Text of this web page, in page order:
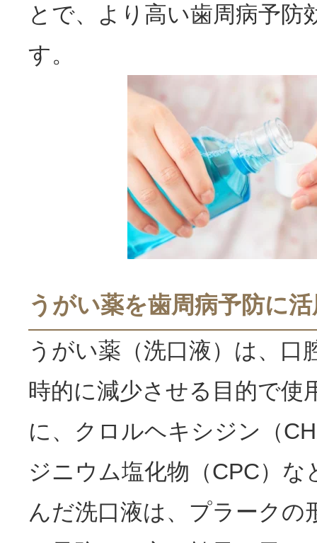
とで、より高い歯周病予防
す。
うがい薬を歯周病予防に
うがい薬（洗口液）は、口
時的に減少させる目的で使
に、クロルヘキシジン（
ジニウム塩化物（CPC）な
んだ洗口液は、プラークの